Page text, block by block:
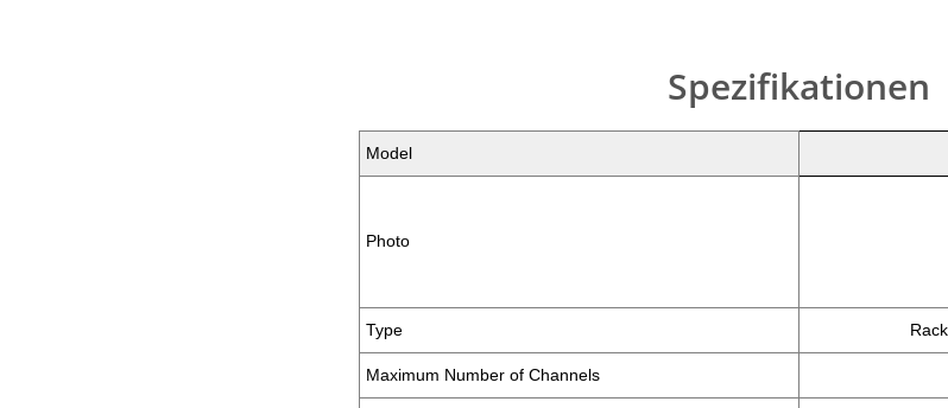
Spezifikationen
Model
Photo
Type
Maximum Number of Channels